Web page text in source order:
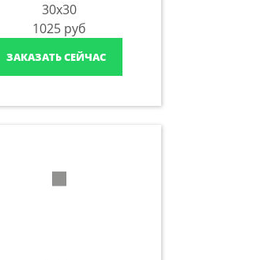
30x30
1025 руб
ЗАКАЗАТЬ СЕЙЧАС